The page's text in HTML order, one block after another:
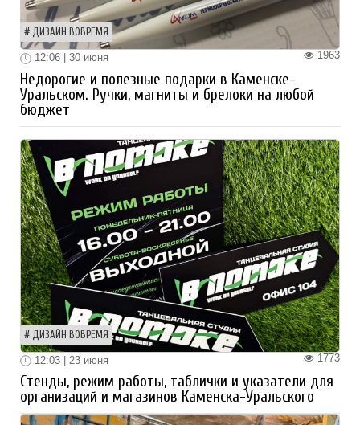
ДИЗАЙН ВОВРЕМЯ
1963
12:06 | 30 июня
Недорогие и полезные подарки в Каменске-
Уральском. Ручки, магниты и брелоки на любой
бюджет
ДИЗАЙН ВОВРЕМЯ
1773
12:03 | 23 июня
Стенды, режим работы, таблички и указатели для
организаций и магазинов Каменска-Уральского